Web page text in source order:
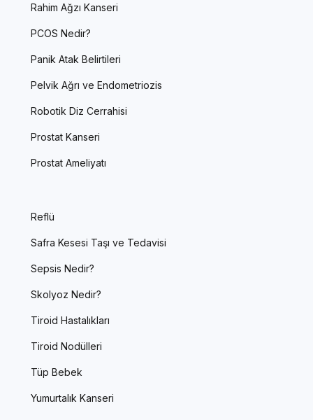
Rahim Ağzı Kanseri
PCOS Nedir?
Panik Atak Belirtileri
Pelvik Ağrı ve Endometriozis
Robotik Diz Cerrahisi
Prostat Kanseri
Prostat Ameliyatı
Reflü
Safra Kesesi Taşı ve Tedavisi
Sepsis Nedir?
Skolyoz Nedir?
Tiroid Hastalıkları
Tiroid Nodülleri
Tüp Bebek
Yumurtalık Kanseri